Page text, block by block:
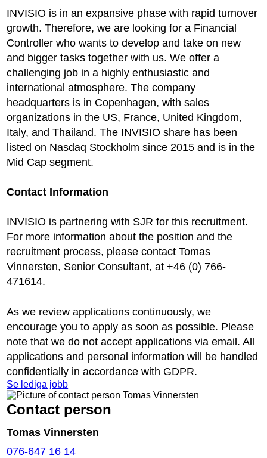
INVISIO is in an expansive phase with rapid turnover
growth. Therefore, we are looking for a Financial
Controller who wants to develop and take on new
and bigger tasks together with us. We offer a
challenging job in a highly enthusiastic and
international atmosphere. The company
headquarters is in Copenhagen, with sales
organizations in the US, France, United Kingdom,
Italy, and Thailand. The INVISIO share has been
listed on Nasdaq Stockholm since 2015 and is in the
Mid Cap segment.
Contact Information
INVISIO is partnering with SJR for this recruitment.
For more information about the position and the
recruitment process, please contact Tomas
Vinnersten, Senior Consultant, at +46 (0) 766-
471614.
As we review applications continuously, we
encourage you to apply as soon as possible. Please
note that we do not accept applications via email. All
applications and personal information will be handled
confidentially in accordance with GDPR.
Se lediga jobb
Contact person
Tomas Vinnersten
076-647 16 14